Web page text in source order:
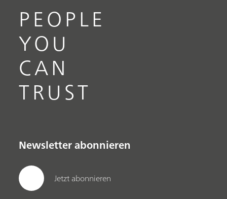
PEOPLE
YOU
CAN
TRUST
Newsletter abonnieren
Jetzt abonnieren